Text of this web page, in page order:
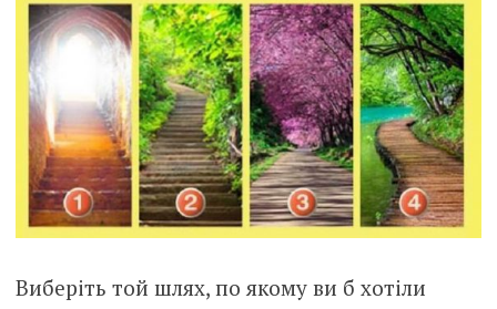
Виберіть той шлях, по якому ви б хотіли